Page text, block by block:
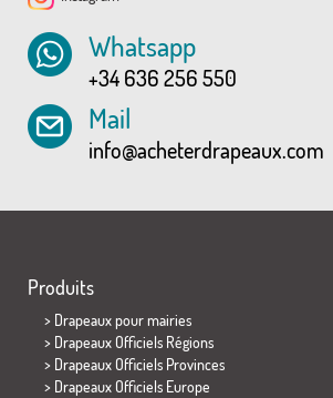
Whatsapp
+34 636 256 550
Mail
info@acheterdrapeaux.com
Produits
> Drapeaux pour mairies
> Drapeaux Officiels Régions
> Drapeaux Officiels Provinces
> Drapeaux Officiels Europe